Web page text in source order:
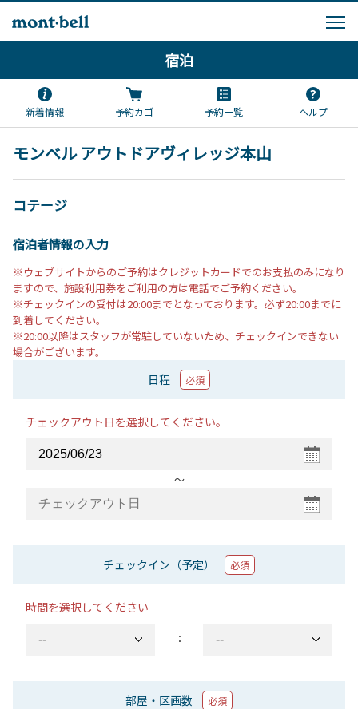
宿泊
新着情報 予約カゴ 予約一覧 ヘルプ
モンベル アウトドアヴィレッジ本山
コテージ
宿泊者情報の入力
※ウェブサイトからのご予約はクレジットカードでのお支払のみになり
ますので、施設利用券をご利用の方は電話でご予約ください。
※チェックインの受付は20:00までとなっております。必ず20:00までに
到着してください。
※20:00以降はスタッフが常駐していないため、チェックインできない
場合がございます。
日程 必須
チェックアウト日を選択してください。
〜
チェックイン（予定） 必須
時間を選択してください
：
部屋・区画数 必須